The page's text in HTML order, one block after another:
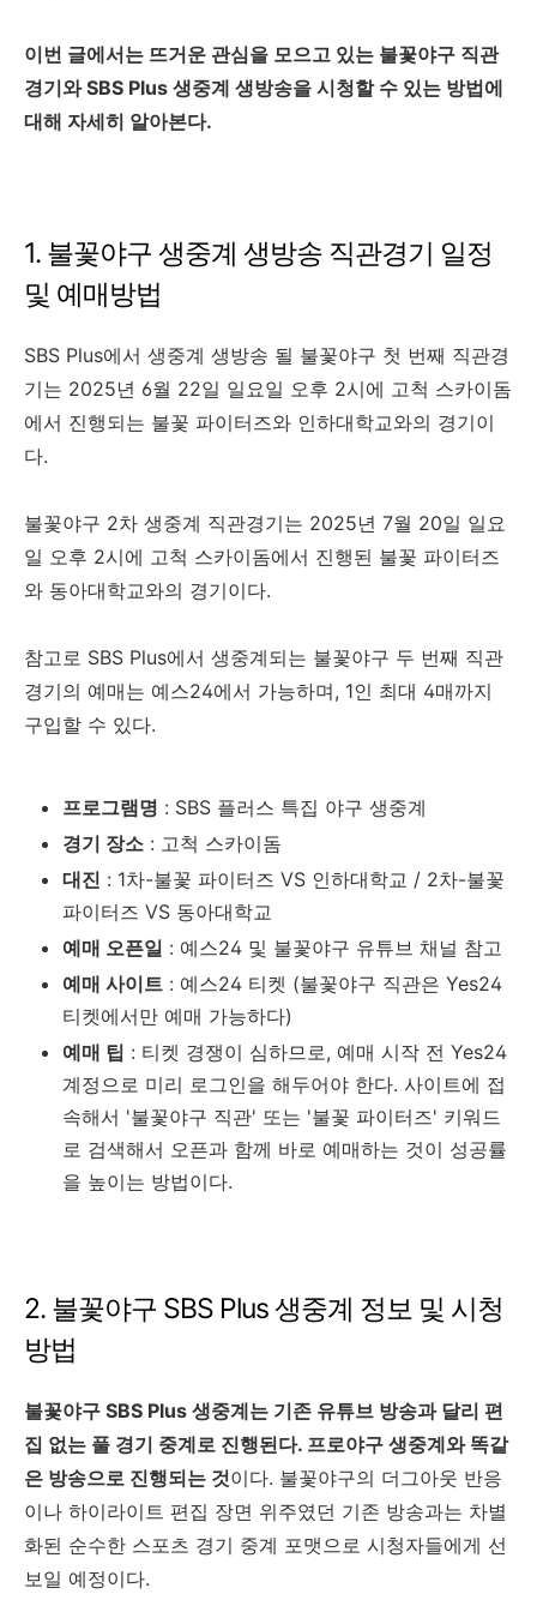
이번 글에서는 뜨거운 관심을 모으고 있는 불꽃야구 직관
경기와 SBS Plus 생중계 생방송을 시청할 수 있는 방법에
대해 자세히 알아본다.
1. 불꽃야구 생중계 생방송 직관경기 일정
및 예매방법
SBS Plus에서 생중계 생방송 될 불꽃야구 첫 번째 직관경
기는 2025년 6월 22일 일요일 오후 2시에 고척 스카이돔
에서 진행되는 불꽃 파이터즈와 인하대학교와의 경기이
다.
불꽃야구 2차 생중계 직관경기는 2025년 7월 20일 일요
일 오후 2시에 고척 스카이돔에서 진행된 불꽃 파이터즈
와 동아대학교와의 경기이다.
참고로 SBS Plus에서 생중계되는 불꽃야구 두 번째 직관
경기의 예매는 예스24에서 가능하며, 1인 최대 4매까지
구입할 수 있다.
프로그램명 : SBS 플러스 특집 야구 생중계
경기 장소 : 고척 스카이돔
대진 : 1차-불꽃 파이터즈 VS 인하대학교 / 2차-불꽃
파이터즈 VS 동아대학교
예매 오픈일 : 예스24 및 불꽃야구 유튜브 채널 참고
예매 사이트 : 예스24 티켓 (불꽃야구 직관은 Yes24
티켓에서만 예매 가능하다)
예매 팁 : 티켓 경쟁이 심하므로, 예매 시작 전 Yes24
계정으로 미리 로그인을 해두어야 한다. 사이트에 접
속해서 '불꽃야구 직관' 또는 '불꽃 파이터즈' 키워드
로 검색해서 오픈과 함께 바로 예매하는 것이 성공률
을 높이는 방법이다.
2. 불꽃야구 SBS Plus 생중계 정보 및 시청
방법
불꽃야구 SBS Plus 생중계는 기존 유튜브 방송과 달리 편
집 없는 풀 경기 중계로 진행된다. 프로야구 생중계와 똑같
은 방송으로 진행되는 것이다. 불꽃야구의 더그아웃 반응
이나 하이라이트 편집 장면 위주였던 기존 방송과는 차별
화된 순수한 스포츠 경기 중계 포맷으로 시청자들에게 선
보일 예정이다.